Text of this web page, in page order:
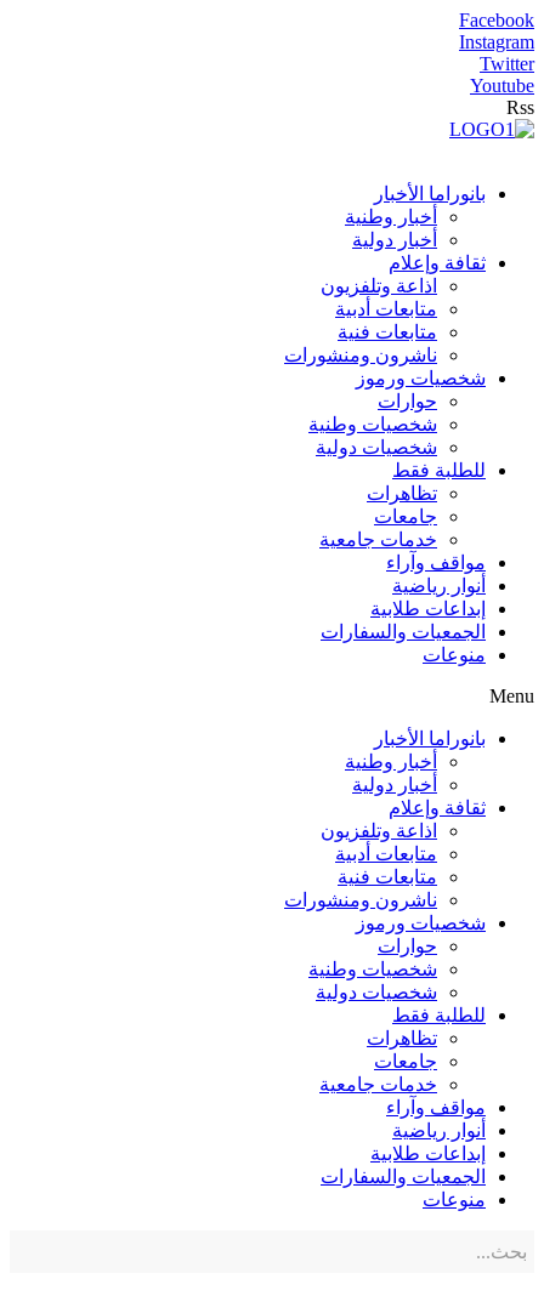
Facebook
Instagram
Twitter
Youtube
Rss
بانوراما الأخبار
أخبار وطنية
أخبار دولية
ثقافة وإعلام
اذاعة وتلفزيون
متابعات أدبية
متابعات فنية
ناشرون ومنشورات
شخصيات ورموز
حوارات
شخصيات وطنية
شخصيات دولية
للطلبة فقط
تظاهرات
جامعات
خدمات جامعية
مواقف وآراء
أنوار رياضية
إبداعات طلابية
الجمعيات والسفارات
منوعات
Menu
بانوراما الأخبار
أخبار وطنية
أخبار دولية
ثقافة وإعلام
اذاعة وتلفزيون
متابعات أدبية
متابعات فنية
ناشرون ومنشورات
شخصيات ورموز
حوارات
شخصيات وطنية
شخصيات دولية
للطلبة فقط
تظاهرات
جامعات
خدمات جامعية
مواقف وآراء
أنوار رياضية
إبداعات طلابية
الجمعيات والسفارات
منوعات